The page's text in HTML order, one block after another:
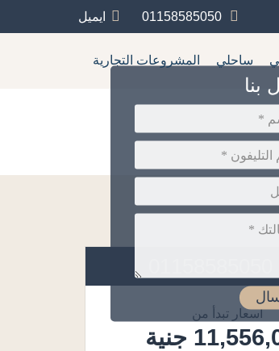
01158585050 ايميل
ساحلي المشروعات التجارية
بنا
أسعار تبدأ من
جنية